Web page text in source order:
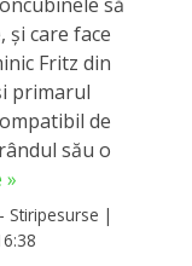
și care face
Fritz din
primarul
de
său o
»
Stiripesurse |